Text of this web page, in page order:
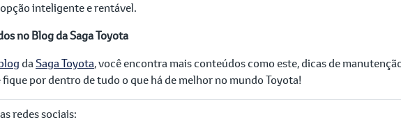
inteligente e rentável.
no Blog da Saga Toyota
daSaga Toyota, você encontra mais conteúdos como este, dicas de
fique por dentro de tudo o que há de melhor no mundo Toyota!
redes sociais: